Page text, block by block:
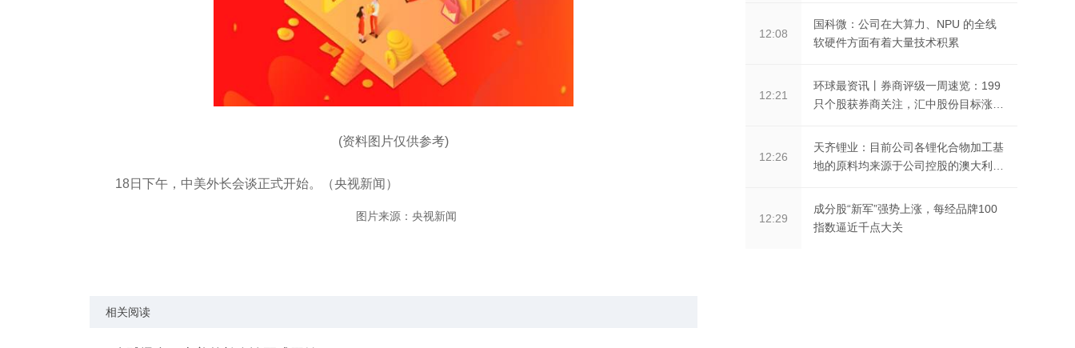
(资料图片仅供参考)
18日下午，中美外长会谈正式开始。（央视新闻）
图片来源：央视新闻
相关阅读
12:08
国科微：公司在大算力、NPU 的全线
软硬件方面有着大量技术积累
12:21
环球最资讯丨券商评级一周速览：199
只个股获券商关注，汇中股份目标涨幅
12:26
天齐锂业：目前公司各锂化合物加工基
地的原料均来源于公司控股的澳大利亚
12:29
成分股“新军”强势上涨，每经品牌100
指数逼近千点大关